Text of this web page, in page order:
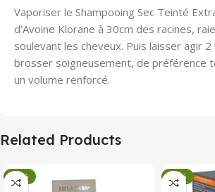
Vaporiser le Shampooing Sec Teinté
d’Avoine Klorane à 30cm des racines,
soulevant les cheveux. Puis laisser agir
brosser soigneusement, de préférence
un volume renforcé.
Related Products
-34% -34%